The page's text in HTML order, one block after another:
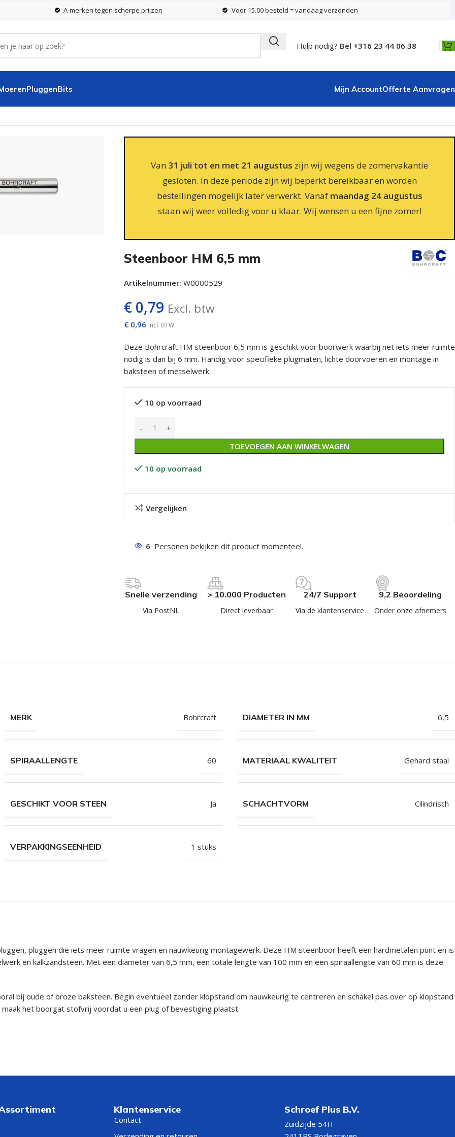
A-merken tegen scherpe prijzen Voor 15.00 besteld = vandaag verzonden
Hulp nodig? Bel +316 23 44 06 38
PluggenBits Mijn AccountOfferte Aanvragen
Van 31 juli tot en met 21 augustus zijn wij wegens de zomervakantie
gesloten. In deze periode zijn wij beperkt bereikbaar en worden
bestellingen mogelijk later verwerkt. Vanaf maandag 24 augustus
staan wij weer volledig voor u klaar. Wij wensen u een fijne zomer!
Steenboor HM 6,5 mm
Artikelnummer: W0000529
€ 0,79 Excl. btw
€ 0,96 incl. BTW
Deze Bohrcraft HM steenboor 6,5 mm is geschikt voor boorwerk waarbij net iets meer ruimte
nodig is dan bij 6 mm. Handig voor specifieke plugmaten, lichte doorvoeren en montage in
baksteen of metselwerk.
10 op voorraad
TOEVOEGEN AAN WINKELWAGEN
10 op voorraad
Vergelijken
6 Personen bekijken dit product momenteel.
Snelle verzending
Via PostNL
> 10.000 Producten
Direct leverbaar
24/7 Support
Via de klantenservice
9,2 Beoordeling
Onder onze afnemers
MERK Bohrcraft DIAMETER IN MM 6,5
SPIRAALLENGTE 60 MATERIAAL KWALITEIT Gehard staal
GESCHIKT VOOR STEEN Ja SCHACHTVORM Cilindrisch
VERPAKKINGSEENHEID 1 stuks
pluggen die iets meer ruimte vragen en nauwkeurig montagewerk. Deze HM steenboor heeft een hardmetalen punt en is
en kalkzandsteen. Met een diameter van 6,5 mm, een totale lengte van 100 mm en een spiraallengte van 60 mm is deze
bij oude of broze baksteen. Begin eventueel zonder klopstand om nauwkeurig te centreren en schakel pas over op klopstand
het boorgat stofvrij voordat u een plug of bevestiging plaatst.
Klantenservice
Contact
Schroef Plus B.V.
Zuidzijde 54H